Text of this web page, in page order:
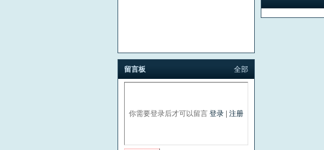
留言板 全部
你需要登录后才可以留言 登录 注册